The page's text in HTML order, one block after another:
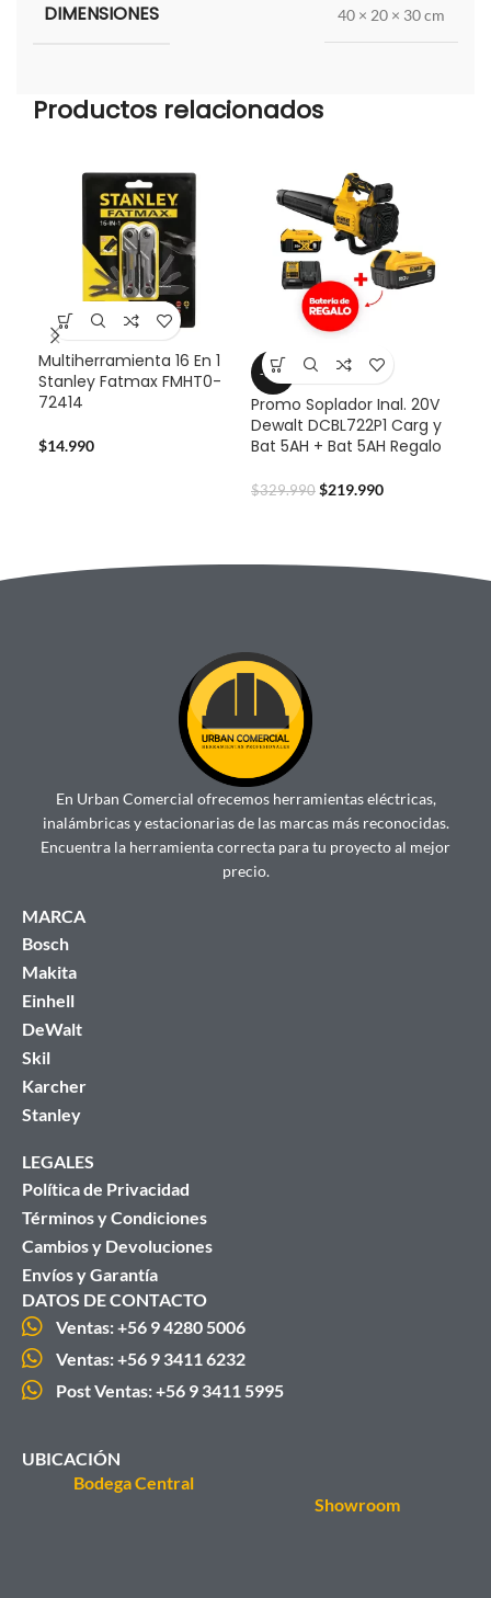
DIMENSIONES 40 × 20 × 30 cm
Productos relacionados
Multiherramienta 16 En 1
Stanley Fatmax FMHT0-
72414
$14.990
-33%
Promo Soplador Inal. 20V
Dewalt DCBL722P1 Carg y
Bat 5AH + Bat 5AH Regalo
$329.990 $219.990
En Urban Comercial ofrecemos herramientas eléctricas,
inalámbricas y estacionarias de las marcas más reconocidas.
Encuentra la herramienta correcta para tu proyecto al mejor
precio.
MARCA
Bosch
Makita
Einhell
DeWalt
Skil
Karcher
Stanley
LEGALES
Política de Privacidad
Términos y Condiciones
Cambios y Devoluciones
Envíos y Garantía
DATOS DE CONTACTO
Ventas: +56 9 4280 5006
Ventas: +56 9 3411 6232
Post Ventas: +56 9 3411 5995
UBICACIÓN
Bodega Central
Showroom